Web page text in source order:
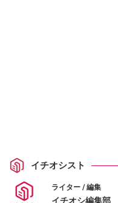
イチオシスト
ライター / 編集
イチオシ編集部